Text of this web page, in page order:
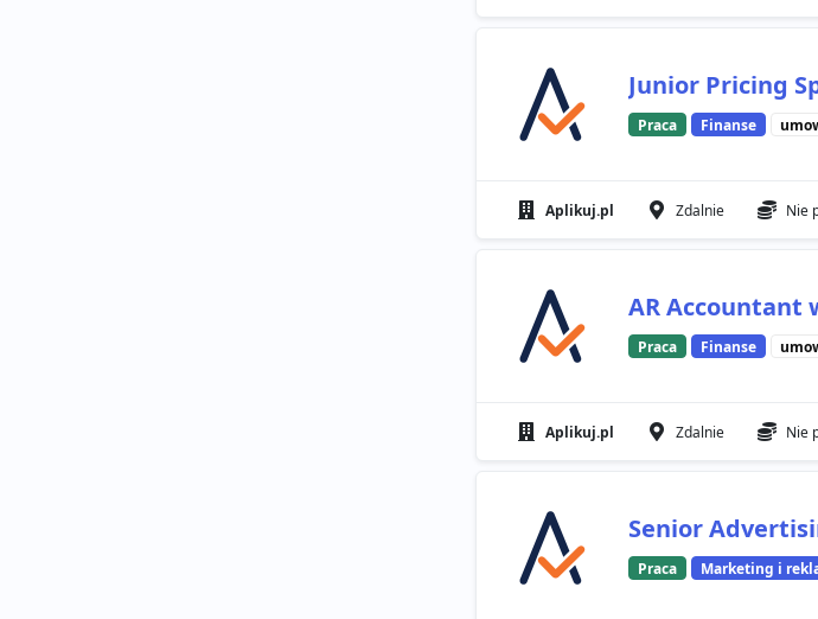
Junior Pricing
Praca Finanse
Aplikuj.pl Zdalnie Nie
AR Accountant
Praca Finanse
Aplikuj.pl Zdalnie Nie
Senior
Praca Marketing i